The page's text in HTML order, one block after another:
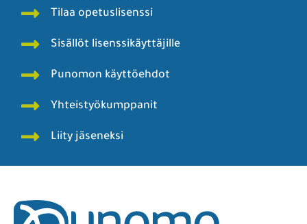
Tilaa opetuslisenssi
Sisällöt lisenssikäyttäjille
Punomon käyttöehdot
Yhteistyökumppanit
Liity jäseneksi